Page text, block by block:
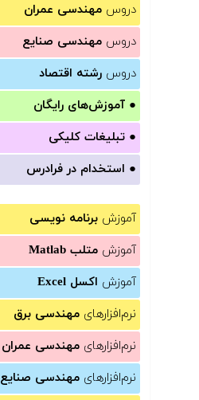
دروس مهندسی عمران
دروس مهندسی صنایع
دروس رشته اقتصاد
● آموزش‌های رایگان
● تبلیغات کلیکی
● استخدام در فرادرس
آموزش برنامه نویسی
آموزش متلب Matlab
آموزش اکسل Excel
نرم‌افزارهای مهندسی برق
نرم‌افزارهای مهندسی عمران
نرم‌افزارهای مهندسی صنایع